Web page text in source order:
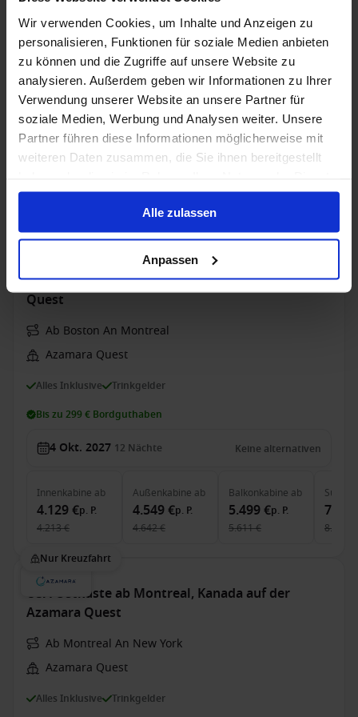
Wir verwenden Cookies, um Inhalte und Anzeigen zu
personalisieren, Funktionen für soziale Medien anbieten
zu können und die Zugriffe auf unsere Website zu
analysieren. Außerdem geben wir Informationen zu Ihrer
Verwendung unserer Website an unsere Partner für
soziale Medien, Werbung und Analysen weiter. Unsere
Partner führen diese Informationen möglicherweise mit
weiteren Daten zusammen, die Sie ihnen bereitgestellt
gesammelt haben.
Alle zulassen
Anpassen
Transpazifik ab Boston, USA auf der Le Bellot
Ab / An Boston
Le Bellot
Bis zu 749 € Bordguthaben
9 Okt. 2027 11Nächte Keine alternativen
16.410 €p. P.
Nur Kreuzfahrt
Neuengland ab Boston, USA auf der Azamara
Quest
Ab Boston An Montreal
Azamara Quest
Alles Inklusive Trinkgelder
Bis zu 299 € Bordguthaben
4 Okt. 2027 12 Nächte Keine alternativen
Innenkabine ab
4.129 €p. P.
4.213 €
Außenkabine ab
4.549 €p. P.
4.642 €
Balkonkabine ab
5.499 €p. P.
5.611 €
Suite
8.142 €
Nur Kreuzfahrt
USA Ostküste ab Montreal, Kanada auf der
Azamara Quest
Ab Montreal An New York
Azamara Quest
Alles Inklusive Trinkgelder